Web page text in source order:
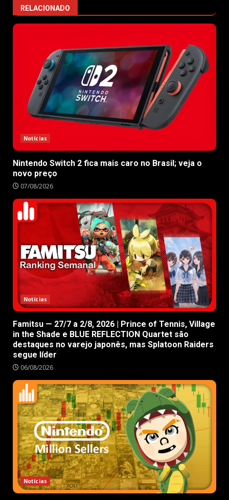
RELACIONADO
Notícias
Nintendo Switch 2 fica mais caro no Brasil; veja o
novo preço
07/08/2026
Notícias
Famitsu — 27/7 a 2/8, 2026 | Prince of Tennis, Village
in the Shade e BLUE REFLECTION Quartet são
destaques no varejo japonês, mas Splatoon Raiders
segue líder
06/08/2026
Notícias